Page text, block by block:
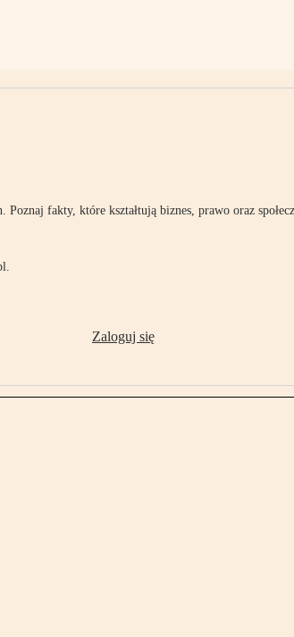
fakty, które kształtują biznes, prawo oraz
Zaloguj się